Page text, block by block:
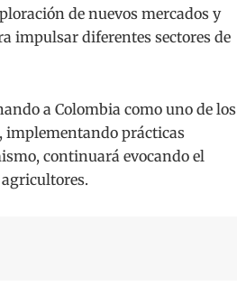
de nuevos mercados y
impulsar diferentes sectores de
a Colombia como uno de los
implementando prácticas
continuará evocando el